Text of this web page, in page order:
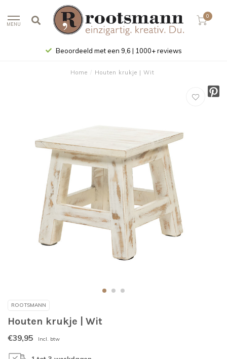
MENU
0
Beoordeeld met een 9,6 | 1000+ reviews
Home / Houten krukje | Wit
ROOTSMANN
Houten krukje | Wit
€39,95 Incl. btw